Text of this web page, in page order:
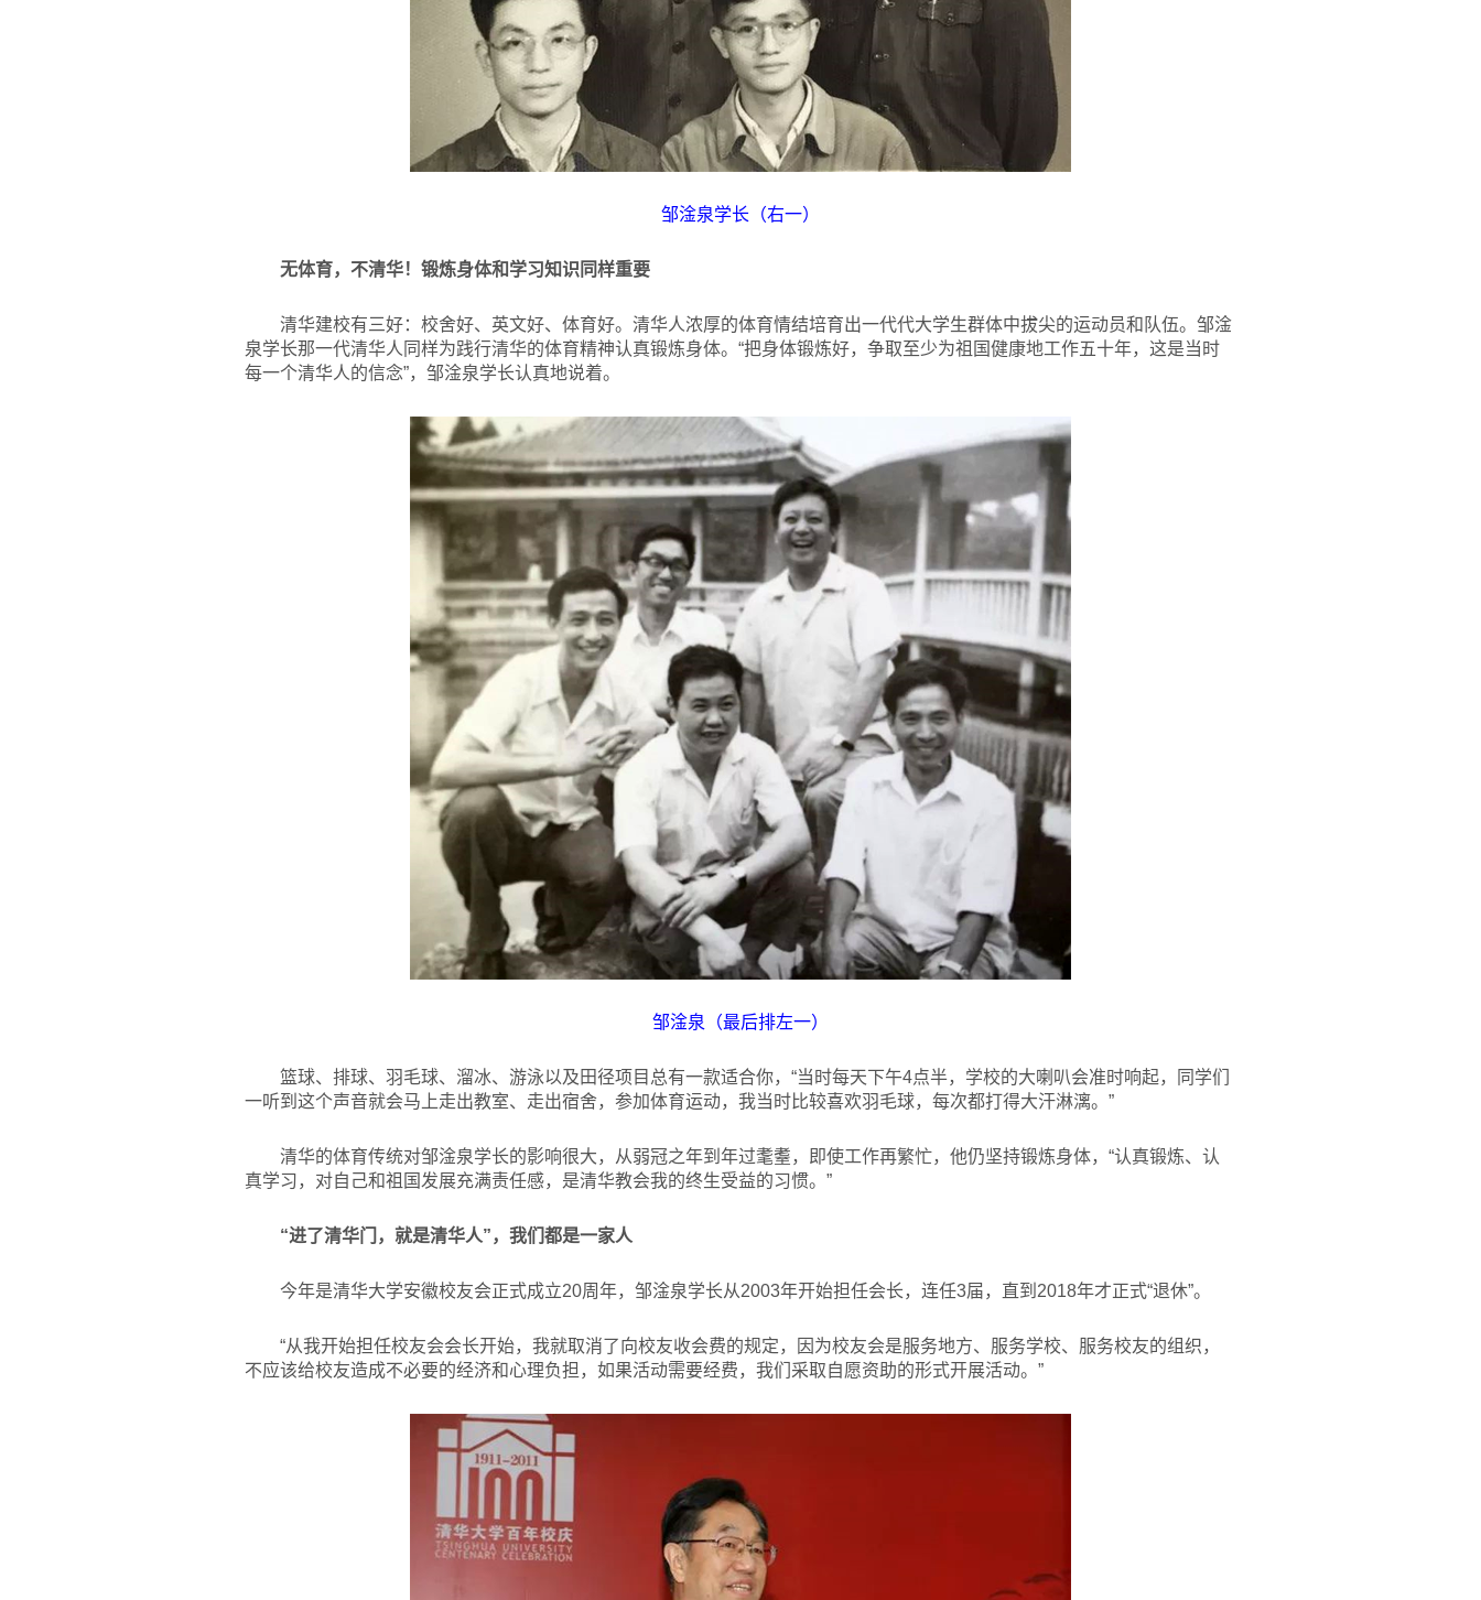
邹淦泉学长（右一）
无体育，不清华！锻炼身体和学习知识同样重要
清华建校有三好：校舍好、英文好、体育好。清华人浓厚的体育情结培育出一代代大学生群体中拔尖的运动员和队伍。邹淦
泉学长那一代清华人同样为践行清华的体育精神认真锻炼身体。“把身体锻炼好，争取至少为祖国健康地工作五十年，这是当时
每一个清华人的信念”，邹淦泉学长认真地说着。
邹淦泉（最后排左一）
篮球、排球、羽毛球、溜冰、游泳以及田径项目总有一款适合你，“当时每天下午4点半，学校的大喇叭会准时响起，同学们
一听到这个声音就会马上走出教室、走出宿舍，参加体育运动，我当时比较喜欢羽毛球，每次都打得大汗淋漓。”
清华的体育传统对邹淦泉学长的影响很大，从弱冠之年到年过耄耋，即使工作再繁忙，他仍坚持锻炼身体，“认真锻炼、认
真学习，对自己和祖国发展充满责任感，是清华教会我的终生受益的习惯。”
“进了清华门，就是清华人”，我们都是一家人
今年是清华大学安徽校友会正式成立20周年，邹淦泉学长从2003年开始担任会长，连任3届，直到2018年才正式“退休”。
“从我开始担任校友会会长开始，我就取消了向校友收会费的规定，因为校友会是服务地方、服务学校、服务校友的组织，
不应该给校友造成不必要的经济和心理负担，如果活动需要经费，我们采取自愿资助的形式开展活动。”